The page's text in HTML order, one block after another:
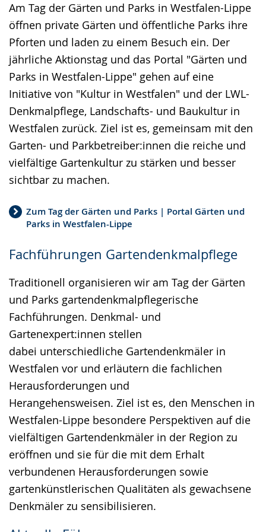
Am Tag der Gärten und Parks in Westfalen-Lippe
öffnen private Gärten und öffentliche Parks ihre
Pforten und laden zu einem Besuch ein. Der
jährliche Aktionstag und das Portal "Gärten und
Parks in Westfalen-Lippe" gehen auf eine
Initiative von "Kultur in Westfalen" und der LWL-
Denkmalpflege, Landschafts- und Baukultur in
Westfalen zurück. Ziel ist es, gemeinsam mit den
Garten- und Parkbetreiber:innen die reiche und
vielfältige Gartenkultur zu stärken und besser
sichtbar zu machen.
Zum Tag der Gärten und Parks | Portal Gärten und
Parks in Westfalen-Lippe
Fachführungen Gartendenkmalpflege
Traditionell organisieren wir am Tag der Gärten
und Parks gartendenkmalpflegerische
Fachführungen. Denkmal- und
Gartenexpert:innen stellen
dabei unterschiedliche Gartendenkmäler in
Westfalen vor und erläutern die fachlichen
Herausforderungen und
Herangehensweisen. Ziel ist es, den Menschen in
Westfalen-Lippe besondere Perspektiven auf die
vielfältigen Gartendenkmäler in der Region zu
eröffnen und sie für die mit dem Erhalt
verbundenen Herausforderungen sowie
gartenkünstlerischen Qualitäten als gewachsene
Denkmäler zu sensibilisieren.
Gebärdensprache
wird
angezeigt.